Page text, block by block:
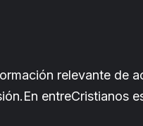
relevante de
entreCristianos